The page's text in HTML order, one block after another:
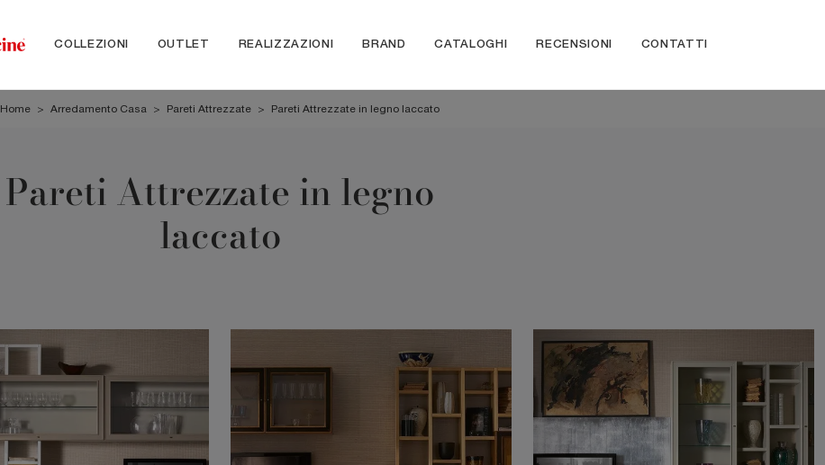
COLLEZIONI OUTLET REALIZZAZIONI BRAND CATALOGHI RECENSIONI CONTATTI
Home > Arredamento Casa > Pareti Attrezzate > Pareti Attrezzate in legno laccato
Pareti Attrezzate in legno
laccato